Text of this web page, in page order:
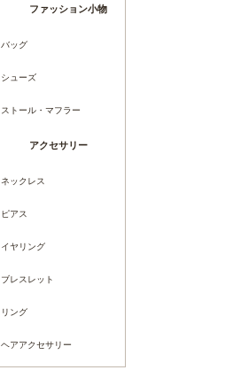
ファッション小物
バッグ
シューズ
ストール・マフラー
アクセサリー
ネックレス
ピアス
イヤリング
ブレスレット
リング
ヘアアクセサリー